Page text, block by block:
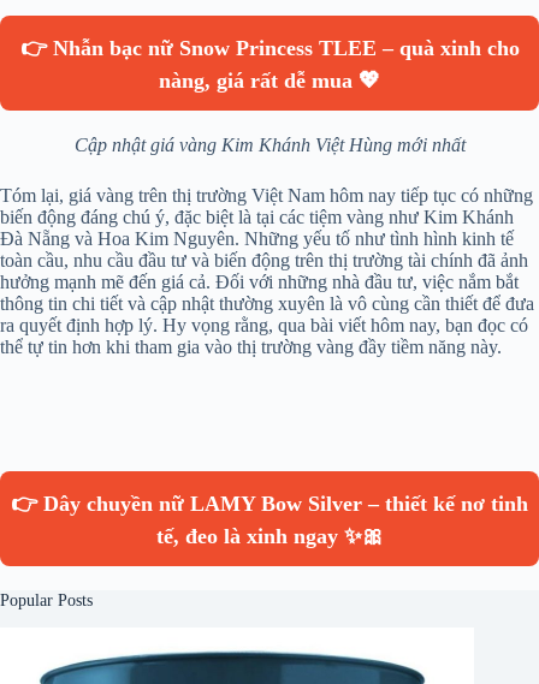
👉 Nhẫn bạc nữ Snow Princess TLEE – quà xinh cho
nàng, giá rất dễ mua 💖
Cập nhật giá vàng Kim Khánh Việt Hùng mới nhất
Tóm lại, giá vàng trên thị trường Việt Nam hôm nay tiếp tục có những
biến động đáng chú ý, đặc biệt là tại các tiệm vàng như Kim Khánh
Đà Nẵng và Hoa Kim Nguyên. Những yếu tố như tình hình kinh tế
toàn cầu, nhu cầu đầu tư và biến động trên thị trường tài chính đã ảnh
hưởng mạnh mẽ đến giá cả. Đối với những nhà đầu tư, việc nắm bắt
thông tin chi tiết và cập nhật thường xuyên là vô cùng cần thiết để đưa
ra quyết định hợp lý. Hy vọng rằng, qua bài viết hôm nay, bạn đọc có
thể tự tin hơn khi tham gia vào thị trường vàng đầy tiềm năng này.
👉 Dây chuyền nữ LAMY Bow Silver – thiết kế nơ tinh
tế, đeo là xinh ngay ✨🎀
Popular Posts